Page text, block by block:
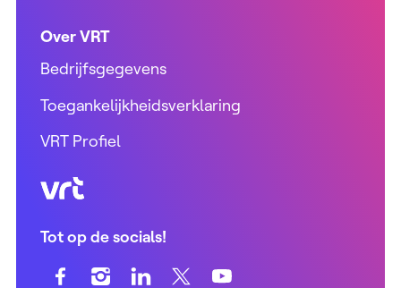
Over VRT
Bedrijfsgegevens
Toegankelijkheidsverklaring
VRT Profiel
VRT (home)
Tot op de socials!